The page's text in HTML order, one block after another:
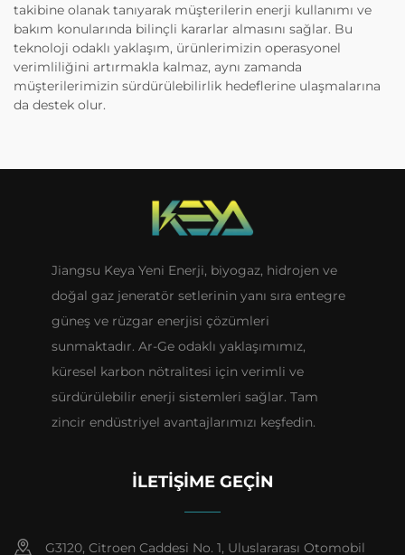
takibine olanak tanıyarak müşterilerin enerji kullanımı ve
bakım konularında bilinçli kararlar almasını sağlar. Bu
teknoloji odaklı yaklaşım, ürünlerimizin operasyonel
verimliliğini artırmakla kalmaz, aynı zamanda
müşterilerimizin sürdürülebilirlik hedeflerine ulaşmalarına
da destek olur.
Jiangsu Keya Yeni Enerji, biyogaz, hidrojen ve
doğal gaz jeneratör setlerinin yanı sıra entegre
güneş ve rüzgar enerjisi çözümleri
sunmaktadır. Ar-Ge odaklı yaklaşımımız,
küresel karbon nötralitesi için verimli ve
sürdürülebilir enerji sistemleri sağlar. Tam
zincir endüstriyel avantajlarımızı keşfedin.
İLETIŞIME GEÇIN
G3120, Citroen Caddesi No. 1, Uluslararası Otomobil